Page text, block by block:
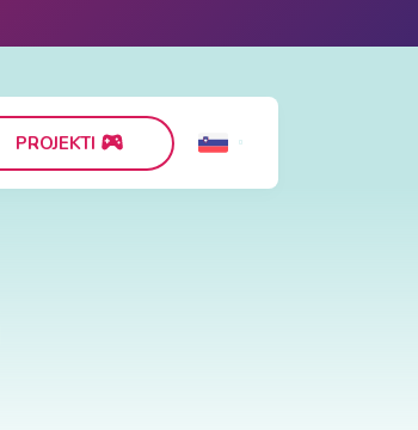
PROJEKTI